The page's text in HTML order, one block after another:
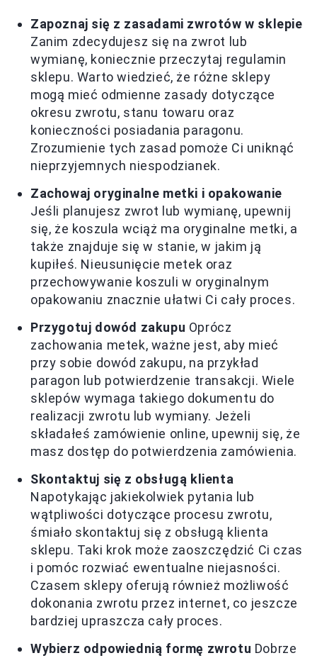
Zapoznaj się z zasadami zwrotów w sklepie
Zanim zdecydujesz się na zwrot lub
wymianę, koniecznie przeczytaj regulamin
sklepu. Warto wiedzieć, że różne sklepy
mogą mieć odmienne zasady dotyczące
okresu zwrotu, stanu towaru oraz
konieczności posiadania paragonu.
Zrozumienie tych zasad pomoże Ci uniknąć
nieprzyjemnych niespodzianek.
Zachowaj oryginalne metki i opakowanie
Jeśli planujesz zwrot lub wymianę, upewnij
się, że koszula wciąż ma oryginalne metki, a
także znajduje się w stanie, w jakim ją
kupiłeś. Nieusunięcie metek oraz
przechowywanie koszuli w oryginalnym
opakowaniu znacznie ułatwi Ci cały proces.
Przygotuj dowód zakupu Oprócz
zachowania metek, ważne jest, aby mieć
przy sobie dowód zakupu, na przykład
paragon lub potwierdzenie transakcji. Wiele
sklepów wymaga takiego dokumentu do
realizacji zwrotu lub wymiany. Jeżeli
składałeś zamówienie online, upewnij się, że
masz dostęp do potwierdzenia zamówienia.
Skontaktuj się z obsługą klienta
Napotykając jakiekolwiek pytania lub
wątpliwości dotyczące procesu zwrotu,
śmiało skontaktuj się z obsługą klienta
sklepu. Taki krok może zaoszczędzić Ci czas
i pomóc rozwiać ewentualne niejasności.
Czasem sklepy oferują również możliwość
dokonania zwrotu przez internet, co jeszcze
bardziej upraszcza cały proces.
Wybierz odpowiednią formę zwrotu Dobrze